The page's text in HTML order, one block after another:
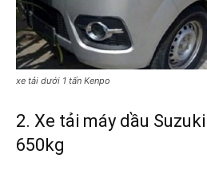
xe tải dưới 1 tấn Kenpo
2. Xe tải máy dầu
650kg